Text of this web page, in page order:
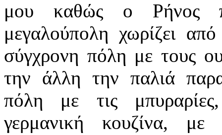
μου καθώς ο Ρήνος
μεγαλούπολη χωρίζει
σύγχρονη πόλη με τους
την άλλη την παλιά
πόλη με τις
γερμανική κουζίνα,